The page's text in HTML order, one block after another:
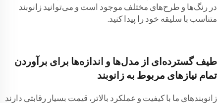
در رنگ‌ها و طرح‌های مختلف موجود است و می‌توانید زانوبند
متناسب با سلیقه خود را پیدا کنید.
طیف گسترده‌ای از مدل‌ها و اندازه‌ها برای برآوردن
تمام نیازهای مربوط به زانوبند
زانوبندهای ما با کیفیت و عملکرد بالاتر، قیمت بسیار رقابتی دارند